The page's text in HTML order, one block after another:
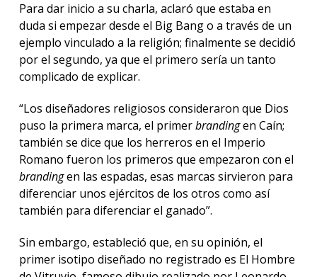
Para dar inicio a su charla, aclaró que estaba en
duda si empezar desde el Big Bang o a través de un
ejemplo vinculado a la religión; finalmente se decidió
por el segundo, ya que el primero sería un tanto
complicado de explicar.
“Los diseñadores religiosos consideraron que Dios
puso la primera marca, el primerbrandingen Caín;
también se dice que los herreros en el Imperio
Romano fueron los primeros que empezaron con el
brandingen las espadas, esas marcas sirvieron para
diferenciar unos ejércitos de los otros como así
también para diferenciar el ganado”.
Sin embargo, estableció que, en su opinión, el
primer isotipo diseñado no registrado es El Hombre